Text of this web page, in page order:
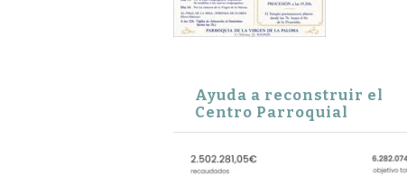
Ayuda a reconstruir el
Centro Parroquial